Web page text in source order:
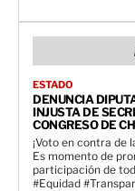
ESTADO
DENUNCIA
INJUSTA DE
CONGRESO DE
¡Voto en contra de
Es momento de
participación de
#Equidad